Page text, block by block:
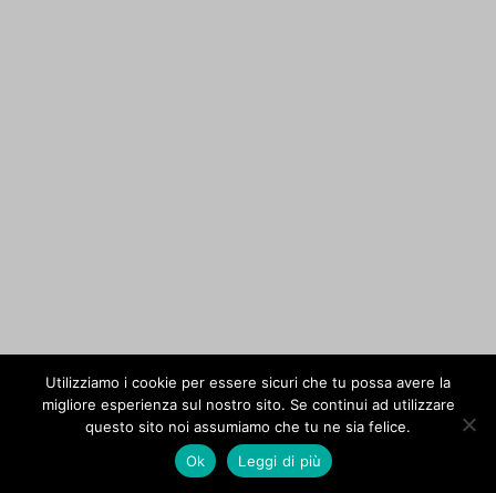
Utilizziamo i cookie per essere sicuri che tu possa avere la
migliore esperienza sul nostro sito. Se continui ad utilizzare
questo sito noi assumiamo che tu ne sia felice.
Ok
Leggi di più